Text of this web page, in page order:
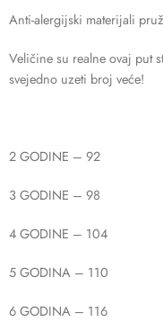
Anti-alergijski materijali
Veličine su realne ovaj put
svejedno uzeti broj veće!
2 GODINE – 92
3 GODINE – 98
4 GODINE – 104
5 GODINA – 110
6 GODINA – 116